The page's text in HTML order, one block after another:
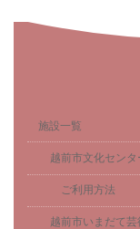
施設一覧
越前市文化センタ
ご利用方法
越前市いまだて芸